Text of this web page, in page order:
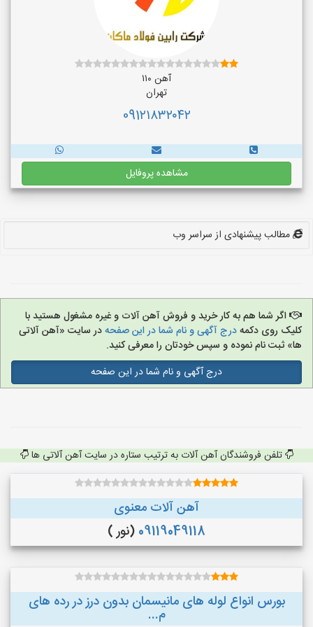
آهن ۱۱۰
تهران
091۲۱۸۳۲۰۴۲
مشاهده پروفایل
مطالب پیشنهادی از سراسر وب
اگر شما هم به کار خرید و فروش آهن آلات و غیره مشغول هستید با
کلیک روی دکمهدرج آگهی و نام شما در این صفحهدر سایت «آهن آلاتی
ها» ثبت نام نموده و سپس خودتان را معرفی کنید.
درج آگهی و نام شما در این صفحه
تلفن فروشندگان آهن آلات به ترتیب ستاره در سایت آهن آلاتی ها
آهن آلات معنوی
09119049118 (نور )
بورس انواع لوله های مانیسمان بدون درز در رده های
م...